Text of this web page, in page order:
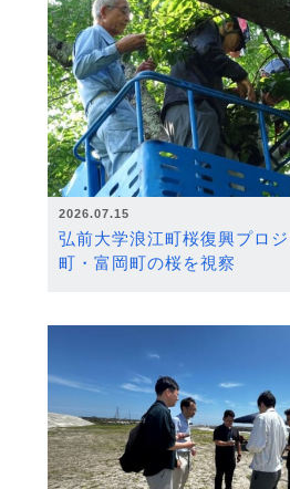
2026.07.15
弘前大学浪江町桜復興プロ
町・富岡町の桜を視察